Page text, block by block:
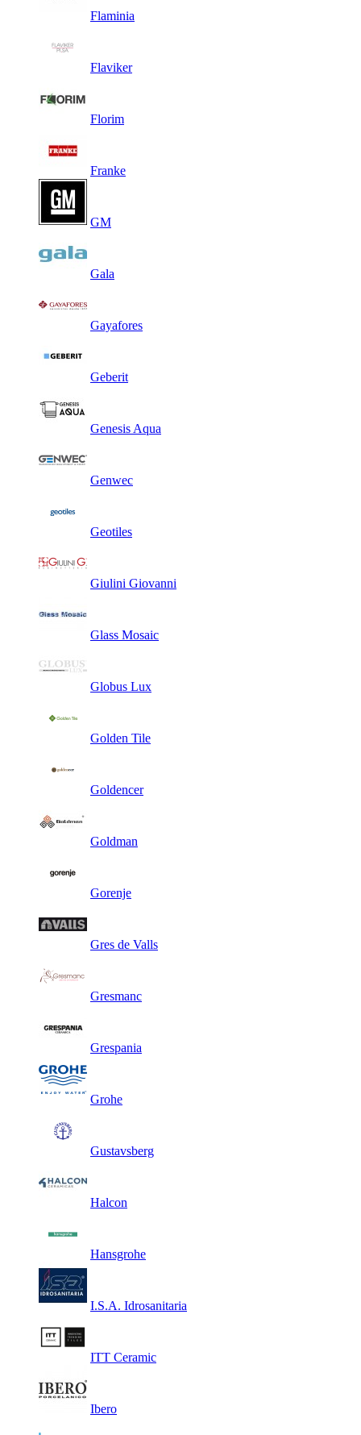
Flaminia
Flaviker
Florim
Franke
GM
Gala
Gayafores
Geberit
Genesis Aqua
Genwec
Geotiles
Giulini Giovanni
Glass Mosaic
Globus Lux
Golden Tile
Goldencer
Goldman
Gorenje
Gres de Valls
Gresmanc
Grespania
Grohe
Gustavsberg
Halcon
Hansgrohe
I.S.A. Idrosanitaria
ITT Ceramic
Ibero